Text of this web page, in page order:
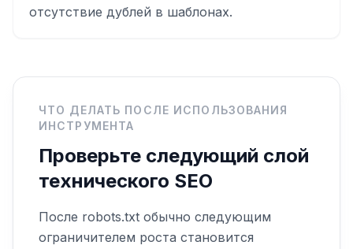
отсутствие дублей в шаблонах.
ЧТО ДЕЛАТЬ ПОСЛЕ ИСПОЛЬЗОВАНИЯ
ИНСТРУМЕНТА
Проверьте следующий слой
технического SEO
После robots.txt обычно следующим
ограничителем роста становится